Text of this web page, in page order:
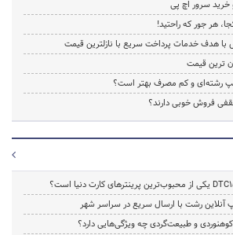
هر جور که راحتید!
با هدف خدمات پرداخت سریع با نازلترین قیمت
ترین قیمت
رشته‌ای و کم مصرف بهتر است؟
فروش خوبی دارند؟
آنلاین رشت با ارسال سریع در سراسر شهر
و طبیعت‌گردی چه ویژگی‌هایی دارد؟